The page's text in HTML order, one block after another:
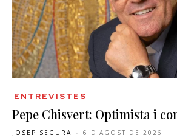
ENTREVISTES
Pepe Chisvert: Optimista i
JOSEP SEGURA - 6 D'AGOST DE 2026